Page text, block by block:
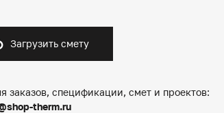
Загрузить смету
заказов, спецификации, смет и проектов:
therm.ru